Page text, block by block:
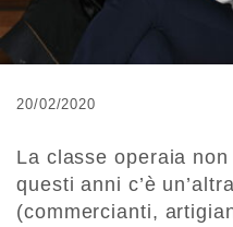
20/02/2020
La classe operaia
questi anni c’è
(commercianti,